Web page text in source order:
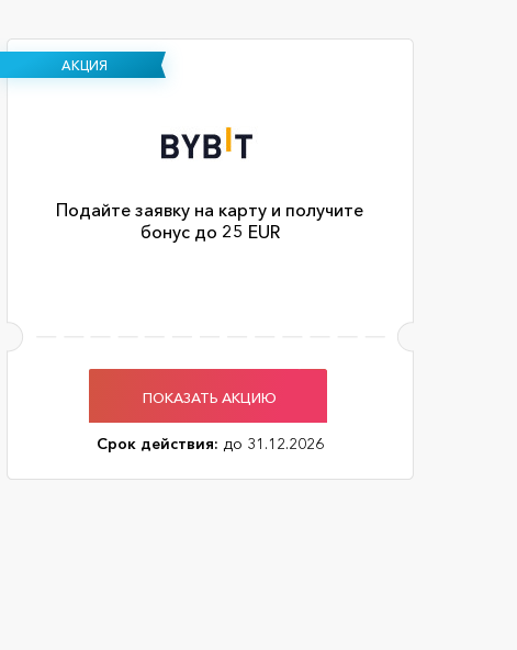
АКЦИЯ
Подайте заявку на карту и получите
бонус до 25 EUR
ПОКАЗАТЬ АКЦИЮ
Срок действия: до 31.12.2026